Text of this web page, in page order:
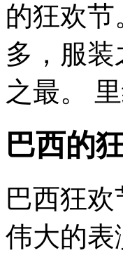
的狂欢
多，服
之最。
巴西的
巴西狂
伟大的表